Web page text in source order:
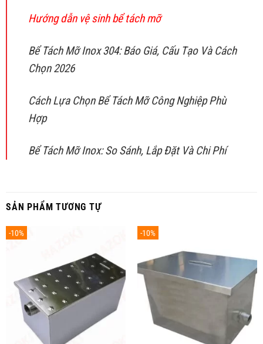
Hướng dẫn vệ sinh bể tách mỡ
Bể Tách Mỡ Inox 304: Báo Giá, Cấu Tạo Và Cách
Chọn 2026
Cách Lựa Chọn Bể Tách Mỡ Công Nghiệp Phù
Hợp
Bể Tách Mỡ Inox: So Sánh, Lắp Đặt Và Chi Phí
SẢN PHẨM TƯƠNG TỰ
-10% -10%